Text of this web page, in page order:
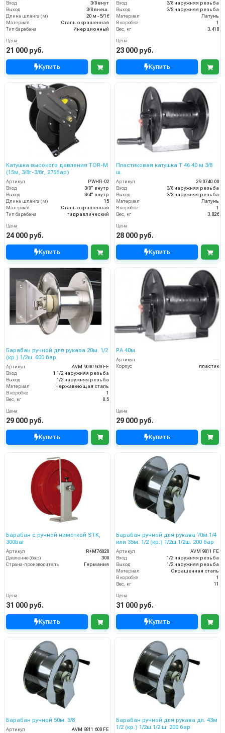
Вход
3/8 внут
Выход
3/8 внеш.
Длина шланга (м)
20 м - 5/16
Материал
Сталь окрашенная
Тип барабана
Инерционный
Цена
21 000 руб.
Купить
Вход
3/8 наружняя резьба
Выход
3/8 наружняя резьба
Материал
Латунь
В коробке
1
Вес, кг
3.418
Цена
23 000 руб.
Купить
Катушка высокого давления TOR-M
(15м, 3/8г-3/8г, 275бар)
Артикул
PWHR-02
Вход
3/8" внутр
Выход
3/4" внутр
Длина шланга (м)
15
Материал
Сталь окрашенная
Тип барабана
гидравлический
Цена
24 000 руб.
Купить
Пластиковая катушка T 46 40 м 3/8
ш.
Артикул
29.0740.00
Вход
3/8 наружняя резьба
Выход
3/8 наружняя резьба
Материал
Латунь
В коробке
1
Вес, кг
3.826
Цена
28 000 руб.
Купить
Барабан ручной для рукава 20м. 1/2
(кр.) 1/2ш. 600 бар.
Артикул
AVM 9000 600 FE
Вход
1 1/2 наружняя резьба
Выход
1/2 наружняя резьба
Материал
Нержавеющая сталь
В коробке
1
Вес, кг
8.5
Цена
29 000 руб.
Купить
PA 40м
Артикул
----
Корпус
пластик
Цена
29 000 руб.
Купить
Барабан с ручной намоткой STK,
300bar
Артикул
R+M76020
Давление (бар)
300
Страна-производитель
Германия
Цена
31 000 руб.
Купить
Барабан ручной для рукава 70м.1/4
или 35м. 1/2 (кр.) 1/2ш.1/2ш. 200 бар
Артикул
AVM 9811 FE
Вход
1/2 наружняя резьба
Выход
1/2 наружняя резьба
Материал
Окрашенная сталь
В коробке
1
Вес, кг
11
Цена
31 000 руб.
Купить
Барабан ручной 50м. 3/8
Артикул
AVM 9811 600 FE
Барабан ручной для рукава дл. 43м
1/2 (кр.) 1/2ш.1/2 ш. 200 бар